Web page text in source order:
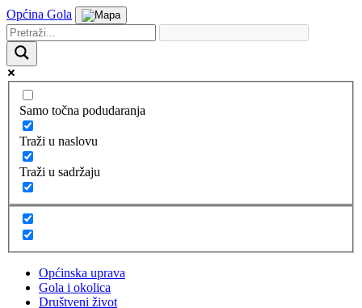
Općina Gola
Samo točna podudaranja
Traži u naslovu
Traži u sadržaju
Općinska uprava
Gola i okolica
Društveni život